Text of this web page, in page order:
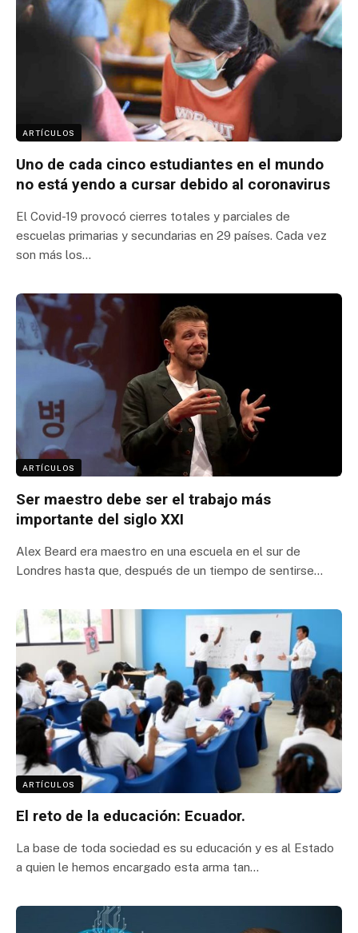
ARTÍCULOS
Uno de cada cinco estudiantes en el mundo
no está yendo a cursar debido al coronavirus
El Covid-19 provocó cierres totales y parciales de
escuelas primarias y secundarias en 29 países. Cada vez
son más los…
ARTÍCULOS
Ser maestro debe ser el trabajo más
importante del siglo XXI
Alex Beard era maestro en una escuela en el sur de
Londres hasta que, después de un tiempo de sentirse…
ARTÍCULOS
El reto de la educación: Ecuador.
La base de toda sociedad es su educación y es al Estado
a quien le hemos encargado esta arma tan…